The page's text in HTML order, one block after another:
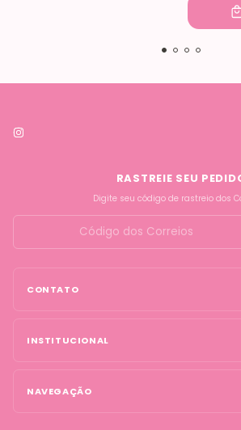
RASTREIE SEU
Digite seu código de rastreio dos
CONTATO
INSTITUCIONAL
NAVEGAÇÃO